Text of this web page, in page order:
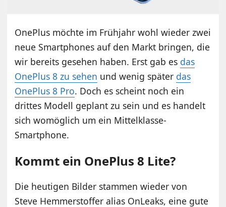
OnePlus möchte im Frühjahr wohl wieder zwei
neue Smartphones auf den Markt bringen, die
wir bereits gesehen haben. Erst gab es das
OnePlus 8 zu sehen und wenig später das
OnePlus 8 Pro. Doch es scheint noch ein
drittes Modell geplant zu sein und es handelt
sich womöglich um ein Mittelklasse-
Smartphone.
Kommt ein OnePlus 8 Lite?
Die heutigen Bilder stammen wieder von
Steve Hemmerstoffer alias OnLeaks, eine gute